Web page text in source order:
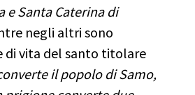
e Santa Caterina di
negli altri sono
di vita del santo titolare
il popolo di Samo,